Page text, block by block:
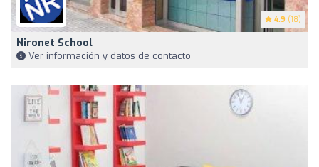
4.9 (18)
Nironet School
Ver información y datos de contacto